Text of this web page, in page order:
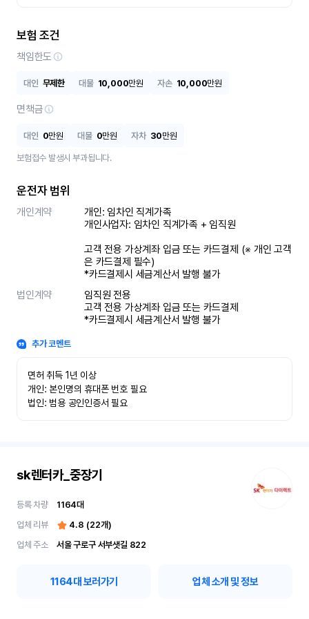
보험 조건
책임한도
대인 무제한 대물 10,000만원 자손 10,000만원
면책금
대인 0만원 대물 0만원 자차 30만원
보험접수 발생시 부과됩니다.
운전자 범위
개인계약
개인: 임차인 직계가족
개인사업자: 임차인 직계가족 + 임직원
고객 전용 가상계좌 입금 또는 카드결제 (※ 개인 고객
은 카드결제 필수)
*카드결제시 세금계산서 발행 불가
법인계약
임직원 전용
고객 전용 가상계좌 입금 또는 카드결제
*카드결제시 세금계산서 발행 불가
추가 코멘트
면허 취득 1년 이상
개인: 본인명의 휴대폰 번호 필요
법인: 범용 공인인증서 필요
sk렌터카_중장기
등록 차량 1164대
업체 리뷰
4.8 (22개)
업체 주소
서울 구로구 서부샛길 822
1164대 보러가기 업체 소개 및 정보